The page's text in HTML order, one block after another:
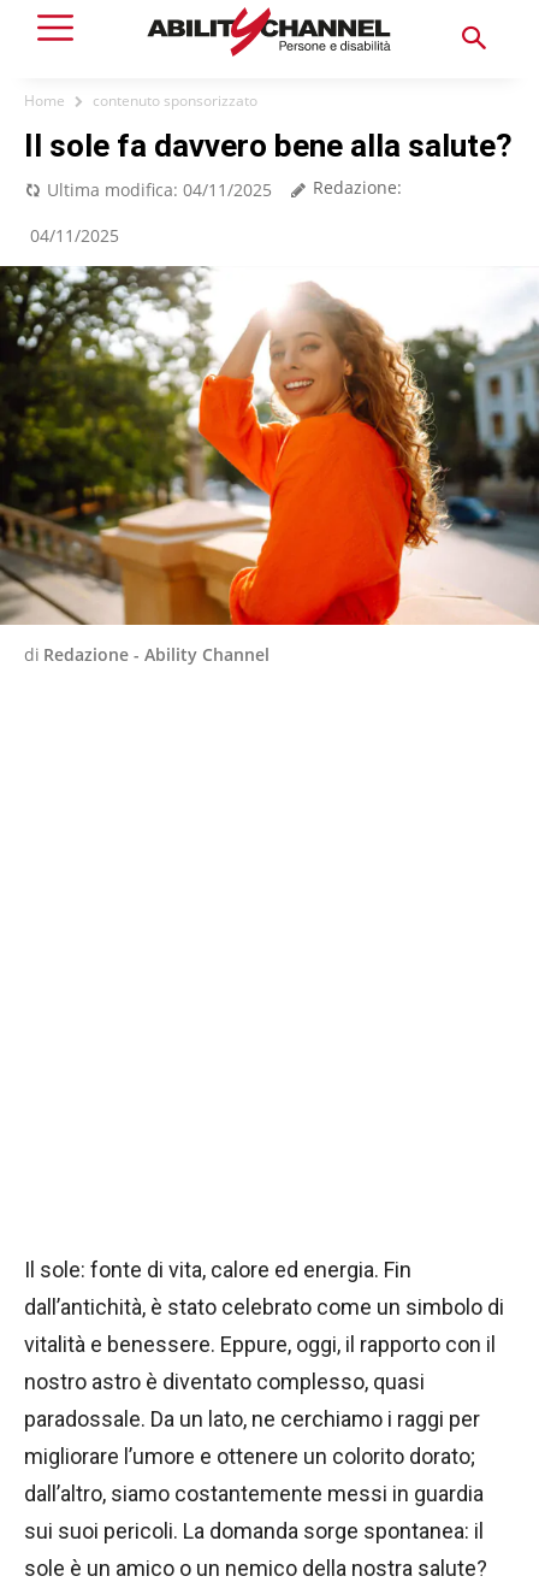
Home contenuto sponsorizzato
Il sole fa davvero bene alla salute?
Ultima modifica: 04/11/2025 Redazione:
04/11/2025
di Redazione - Ability Channel
Il sole: fonte di vita, calore ed energia. Fin
dall’antichità, è stato celebrato come un simbolo di
vitalità e benessere. Eppure, oggi, il rapporto con il
nostro astro è diventato complesso, quasi
paradossale. Da un lato, ne cerchiamo i raggi per
migliorare l’umore e ottenere un colorito dorato;
dall’altro, siamo costantemente messi in guardia
sui suoi pericoli. La domanda sorge spontanea: il
sole è un amico o un nemico della nostra salute?